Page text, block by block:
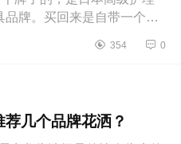
品牌。买回来是自带一个花
和微泡沫的力量发挥到极...
354 0
几个品牌花洒？